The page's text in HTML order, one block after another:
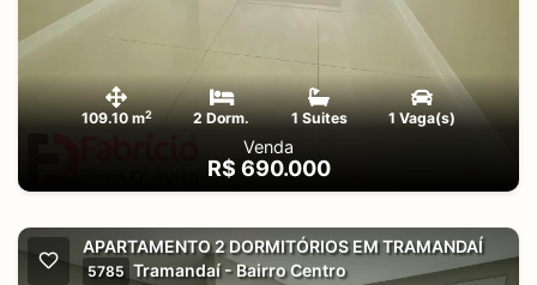
109.10 m2 2 Dorm. 1 Suites 1 Vaga(s)
Venda
R$ 690.000
APARTAMENTO 2 DORMITÓRIOS EM TRAMANDAÍ
5785 Tramandaí - Bairro Centro